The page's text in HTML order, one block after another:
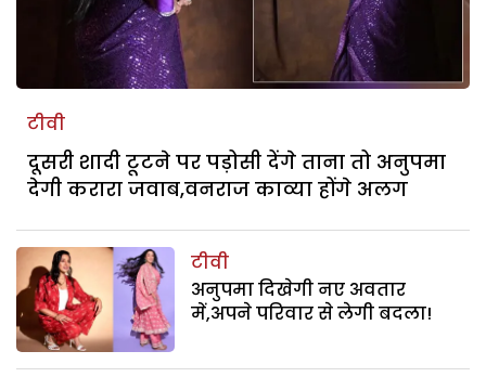
टीवी
दूसरी शादी टूटने पर पड़ोसी देंगे ताना तो अनुपमा
देगी करारा जवाब,वनराज काव्या होंगे अलग
टीवी
अनुपमा दिखेगी नए अवतार
में,अपने परिवार से लेगी बदला!